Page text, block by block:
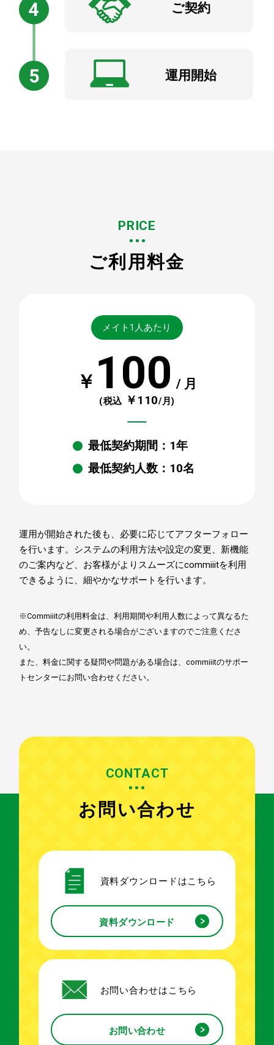
ご契約
運用開始
PRICE
ご利用料金
メイト1人あたり
￥ 100 / 月
(税込 ￥110/月)
最低契約期間：1年
最低契約人数：10名
運用が開始された後も、必要に応じてアフターフォロー
を行います。システムの利用方法や設定の変更、新機能
のご案内など、お客様がよりスムーズにcommiiitを利用
できるように、細やかなサポートを行います。
※Commiiitの利用料金は、利用期間や利用人数によって異なるた
め、予告なしに変更される場合がございますのでご注意くださ
い。
また、料金に関する疑問や問題がある場合は、commiiitのサポー
トセンターにお問い合わせください。
CONTACT
お問い合わせ
資料ダウンロードはこちら
資料ダウンロード
お問い合わせはこちら
お問い合わせ